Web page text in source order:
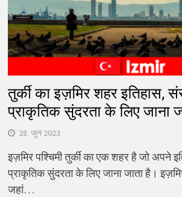
तुर्की का इज़मिर शहर इतिहास,
प्राकृतिक सुंदरता के लिए जाना
28. जून 2023
इज़मिर पश्चिमी तुर्की का एक शहर है जो अपने
प्राकृतिक सुंदरता के लिए जाना जाता है।
जहां…